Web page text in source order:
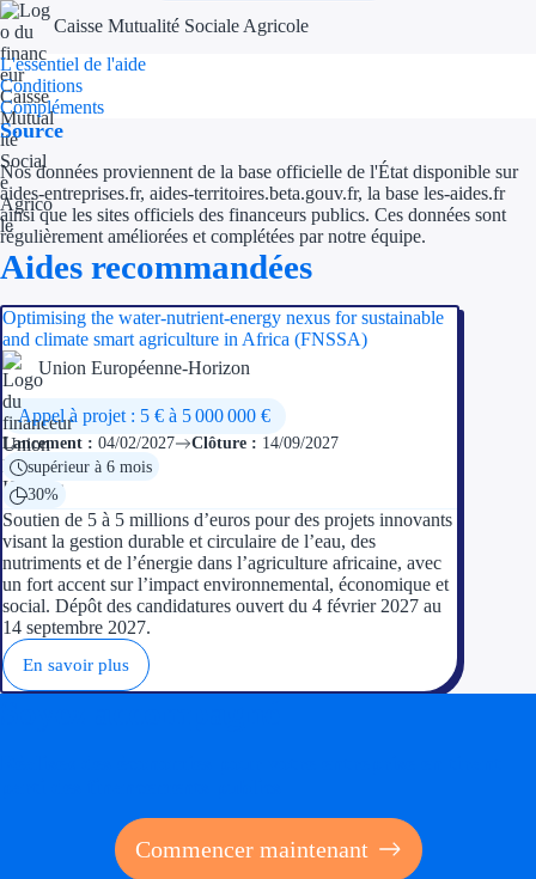
Caisse Mutualité Sociale Agricole
L'essentiel de l'aide
Conditions
Compléments
Source
Nos données proviennent de la base officielle de l'État disponible sur
aides-entreprises.fr, aides-territoires.beta.gouv.fr, la base les-aides.fr
ainsi que les sites officiels des financeurs publics. Ces données sont
régulièrement améliorées et complétées par notre équipe.
Aides recommandées
Optimising the water-nutrient-energy nexus for sustainable
and climate smart agriculture in Africa (FNSSA)
Union Européenne-Horizon
Appel à projet : 5 € à 5 000 000 €
Lancement : 04/02/2027 Clôture : 14/09/2027
supérieur à 6 mois
30%
Soutien de 5 à 5 millions d’euros pour des projets innovants
visant la gestion durable et circulaire de l’eau, des
nutriments et de l’énergie dans l’agriculture africaine, avec
un fort accent sur l’impact environnemental, économique et
social. Dépôt des candidatures ouvert du 4 février 2027 au
14 septembre 2027.
En savoir plus
Commencer maintenant